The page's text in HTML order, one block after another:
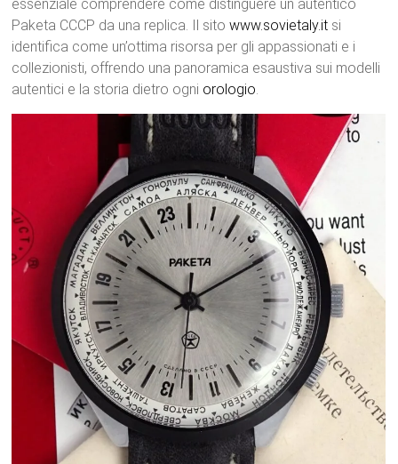
essenziale comprendere come distinguere un autentico
Paketa CCCP da una replica. Il sitowww.sovietaly.it si
identifica come un’ottima risorsa per gli appassionati e i
collezionisti, offrendo una panoramica esaustiva sui modelli
autentici e la storia dietro ogni orologio.